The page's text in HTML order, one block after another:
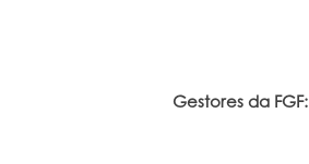
Gestores da FGF: